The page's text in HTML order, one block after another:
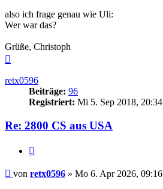
also ich frage genau wie Uli:
Wer war das?
Grüße, Christoph
retx0596
Beiträge: 96
Registriert: Mi 5. Sep 2018, 20:34
Re: 2800 CS aus USA
Beitrag
von retx0596 » Mo 6. Apr 2026, 09:16